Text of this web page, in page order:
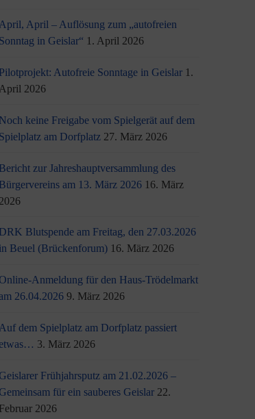
April, April – Auflösung zum „autofreien
Sonntag in Geislar“ 1. April 2026
Pilotprojekt: Autofreie Sonntage in Geislar 1.
April 2026
Noch keine Freigabe vom Spielgerät auf dem
Spielplatz am Dorfplatz 27. März 2026
Bericht zur Jahreshauptversammlung des
Bürgervereins am 13. März 2026 16. März
2026
DRK Blutspende am Freitag, den 27.03.2026
in Beuel (Brückenforum) 16. März 2026
Anmeldung für den Haus-Trödelmarkt
26.04.2026 9. März 2026
Auf dem Spielplatz am Dorfplatz passiert
3. März 2026
Geislarer Frühjahrsputz am 21.02.2026 –
Gemeinsam für ein sauberes Geislar 22.
Februar 2026